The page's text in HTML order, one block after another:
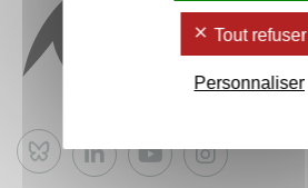
Bluesky
Tout refuser
Personnaliser